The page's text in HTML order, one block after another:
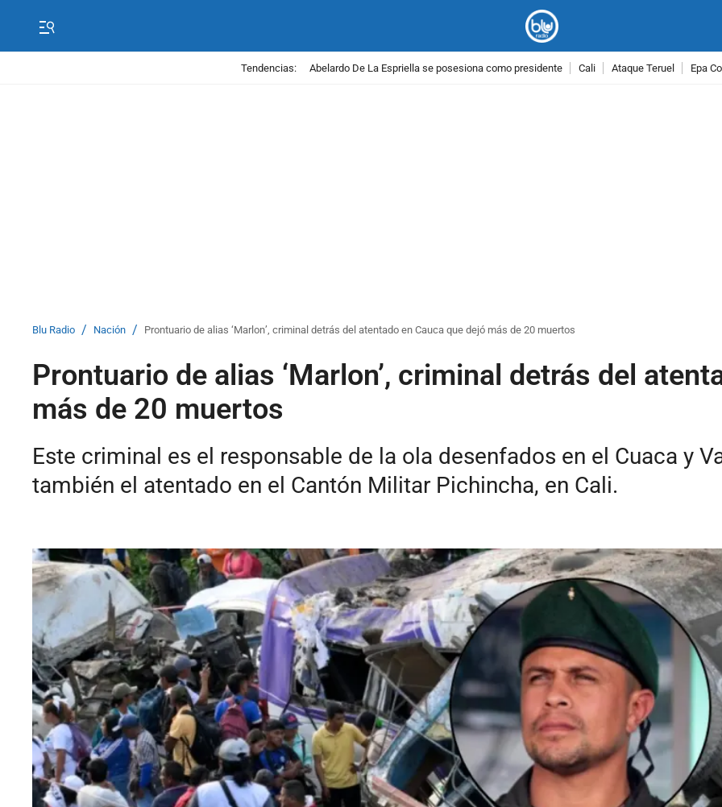
Tendencias: Abelardo De La Espriella se posesiona como presidente Cali Ataque Teruel Epa
Blu Radio / Nación / Prontuario de alias ‘Marlon’, criminal detrás del atentado en Cauca que dejó más de 20 muertos
Prontuario de alias ‘Marlon’, criminal detrás del
más de 20 muertos
Este criminal es el responsable de la ola desenfados en el Cuaca y
también el atentado en el Cantón Militar Pichincha, en Cali.